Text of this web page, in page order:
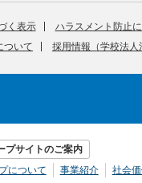
く表示 ハラスメント防止
ついて
採用情報（学校法人
プサイトのご案内
について
事業紹介 社会価